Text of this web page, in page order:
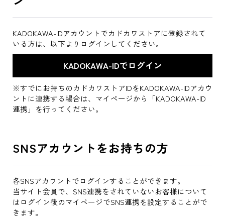
KADOKAWA-IDアカウントでカドカワストアに登録されて
いる方は、以下よりログインしてください。
※すでにお持ちのカドカワストアIDをKADOKAWA-IDアカウ
ントに連携する場合は、マイページから「KADOKAWA-ID
連携」を行ってください。
SNSアカウントをお持ちの方
各SNSアカウントでログインすることができます。
当サイト会員で、SNS連携をされていないお客様について
はログイン後のマイページでSNS連携を設定することがで
きます。